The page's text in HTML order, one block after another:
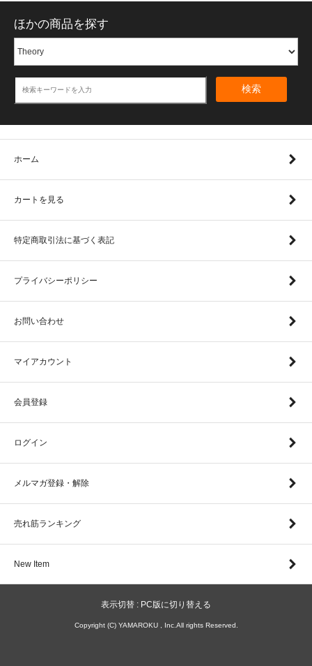
ほかの商品を探す
検索
ホーム
カートを見る
特定商取引法に基づく表記
プライバシーポリシー
お問い合わせ
マイアカウント
会員登録
ログイン
メルマガ登録・解除
売れ筋ランキング
New Item
表示切替 : PC版に切り替える
Copyright (C) YAMAROKU , Inc.All rights Reserved.